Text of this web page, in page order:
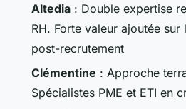
Altedia : Double expertise
RH. Forte valeur ajoutée
post-recrutement
Clémentine : Approche
Spécialistes PME et ETI en